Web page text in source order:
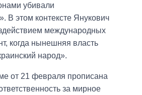
убивали
В этом контексте Янукович
международных
когда нынешняя власть
народ».
от 21 февраля прописана
за мирное